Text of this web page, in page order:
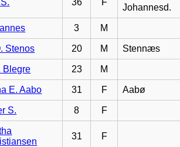
36 F
Johannesd.
3 M
Stenos 20 M Stennæs
Blegre 23 M
E. Aabo 31 F Aabø
S. 8 F
31 F